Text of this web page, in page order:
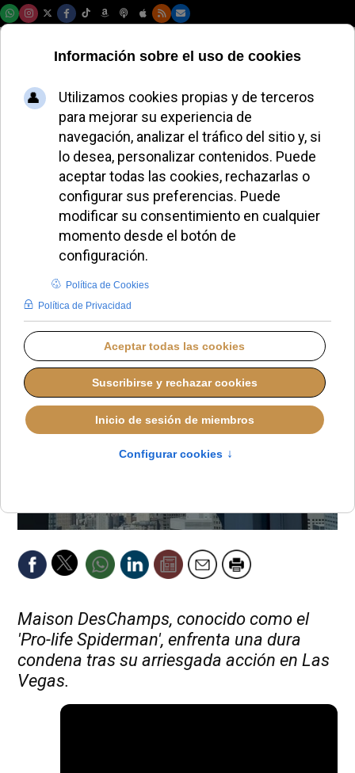
El “Spiderman
provida” condenado
tras escalar la
esfera de Las Vegas
JAVIER RUIZ ARREGUI
DEFENSA DE LA VIDA
JUEVES, 23 ABRIL 2026 11:55
Maison DesChamps, conocido como el
'Pro-life Spiderman', enfrenta una dura
condena tras su arriesgada acción en Las
Vegas.